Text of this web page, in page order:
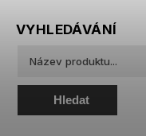
VYHLEDÁVÁNÍ
Hledat